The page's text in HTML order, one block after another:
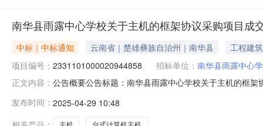
南华县雨露中心学校关于主机的框架协议采购项目成
中标｜中标通知 云南省｜楚雄彝族自治州｜南华县
工程建筑
项目编号： 2331101000020944858 招标单位： 南华县雨露中心
正文内容： 公告概要公告标题：南华县雨露中心学校关于主机的框
2331101000020944858项目联系人：常丽萍项目联系
发布时间： 2025-04-29 10:48